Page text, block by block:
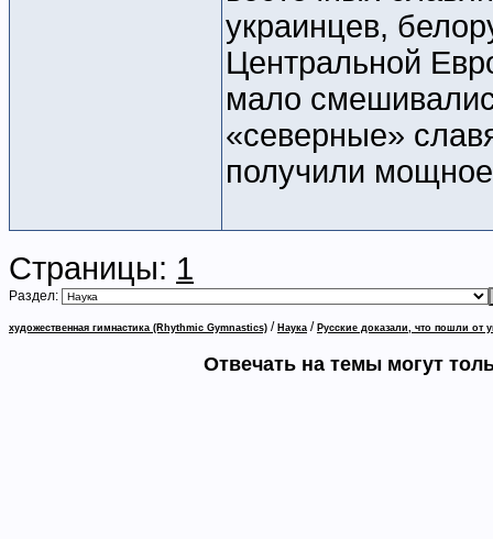
украинцев,
Центральной
мало
«северные»
получили
Страницы: 1
Раздел:
художественная гимнастика (Rhythmic Gymnastics) / Наука / Русские доказали, что пошли от
Отвечать на темы могут